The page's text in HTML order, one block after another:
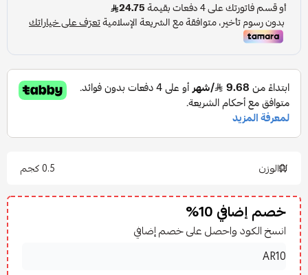
الوزن 0.5 كجم
خصم إضافي 10%
انسخ الكود واحصل على خصم إضافي